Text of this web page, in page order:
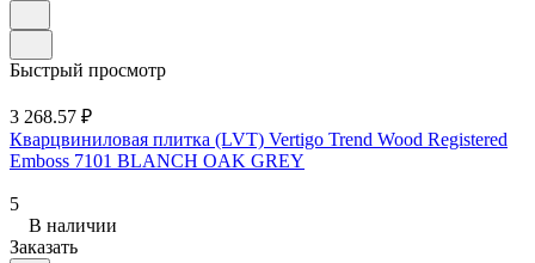
Быстрый просмотр
3 268.57 ₽
Кварцвиниловая плитка (LVT) Vertigo Trend Wood Registered
Emboss 7101 BLANCH OAK GREY
5
В наличии
Заказать